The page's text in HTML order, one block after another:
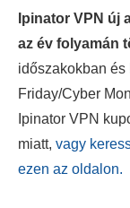
Ipinator VPN új
az év folyamán
időszakokban
Friday/Cyber
Ipinator VPN
miatt, vagy
ezen az oldalon.